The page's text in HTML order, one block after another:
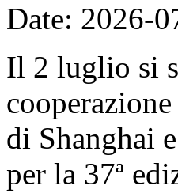
Date: 2026-
Il 2 luglio si
di Shanghai
per la 37ª